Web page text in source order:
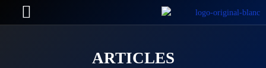
ARTICLES